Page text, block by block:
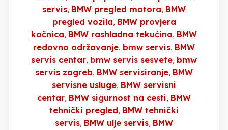
servis BMW pregled motora BMW
pregled vozila BMW provjera
kočnica BMW rashladna tekućina BMW
redovno održavanje bmw servis BMW
servis centar bmw servis sesvete bmw
servis zagreb BMW servisiranje BMW
servisne usluge BMW servisni
centar BMW sigurnost na cesti BMW
tehnički pregled BMW tehnički
servis BMW ulje servis BMW